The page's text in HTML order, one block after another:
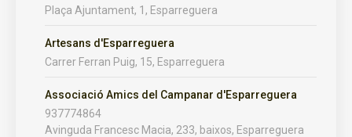
Plaça Ajuntament, 1, Esparreguera
Artesans d'Esparreguera
Carrer Ferran Puig, 15, Esparreguera
Associació Amics del Campanar d'Esparreguera
937774864
Avinguda Francesc Macia, 233, baixos, Esparreguera